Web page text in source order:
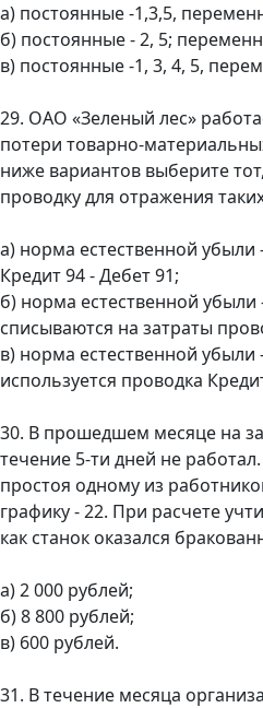
а) постоянные -1,3,5,
б) постоянные - 2, 5;
в) постоянные -1, 3, 4, 5,
29. ОАО «Зеленый лес»
потери товарно-
ниже вариантов выберите
проводку для отражения
а) норма естественной убыли
Кредит 94 - Дебет 91;
б) норма естественной
списываются на затраты
в) норма естественной
используется проводка
30. В прошедшем месяце на
течение 5-ти дней не
простоя одному из
графику - 22. При расчете
как станок оказался
а) 2 000 рублей;
б) 8 800 рублей;
в) 600 рублей.
31. В течение месяца